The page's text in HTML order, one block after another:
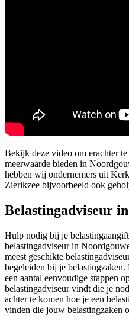
Bekijk deze video om erachter
meerwaarde bieden in
hebben wij ondernemers uit
Zierikzee bijvoorbeeld ook
Belastingadviseur
Hulp nodig bij je
belastingadviseur in
meest geschikte
begeleiden bij je
een aantal eenvoudige stappen
belastingadviseur vindt die je
achter te komen hoe je een
vinden die jouw belastingzaken